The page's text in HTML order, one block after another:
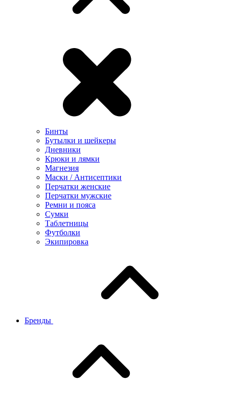
Бинты
Бутылки и шейкеры
Дневники
Крюки и лямки
Магнезия
Маски / Антисептики
Перчатки женские
Перчатки мужские
Ремни и пояса
Сумки
Таблетницы
Футболки
Экипировка
Бренды